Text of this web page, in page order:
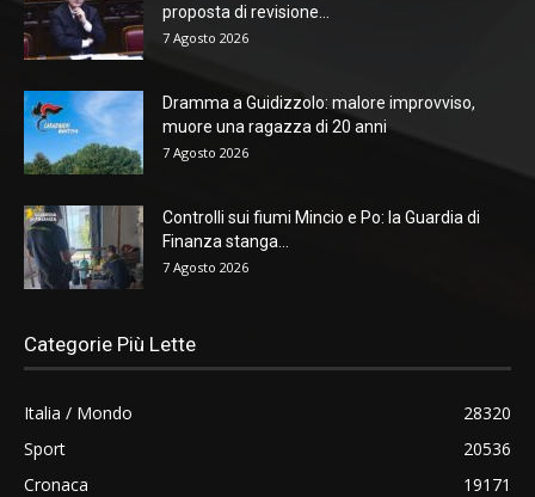
proposta di revisione...
7 Agosto 2026
Dramma a Guidizzolo: malore improvviso,
muore una ragazza di 20 anni
7 Agosto 2026
Controlli sui fiumi Mincio e Po: la Guardia di
Finanza stanga...
7 Agosto 2026
Categorie Più Lette
Italia / Mondo
28320
Sport
20536
Cronaca
19171